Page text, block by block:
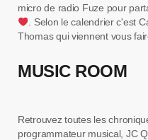
micro de radio Fuze pour
. Selon le calendrier c'est
Thomas qui viennent vous
MUSIC ROOM
Retrouvez toutes les
programmateur musical, JC